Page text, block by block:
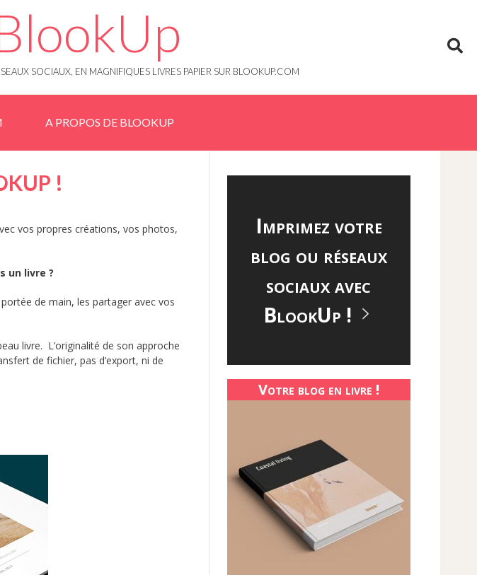
SOCIAUX, EN MAGNIFIQUES LIVRES PAPIER SUR BLOOKUP.COM
A PROPOS DE BLOOKUP
!
vos propres créations, vos photos,
un livre ?
de main, les partager avec vos
livre. L’originalité de son approche
de fichier, pas d’export, ni de
Imprimez votre
blog ou réseaux
sociaux avec
BlookUp !
Votre blog en livre !